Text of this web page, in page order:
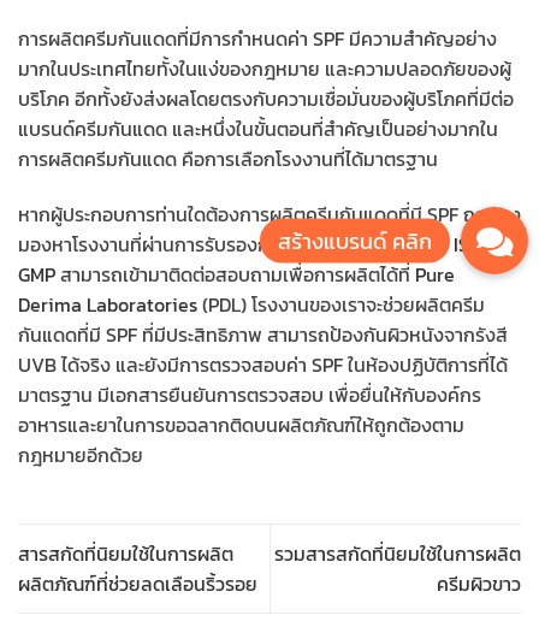
การผลิตครีมกันแดดที่มีการกำหนดค่า SPF มีความสำคัญอย่าง
มากในประเทศไทยทั้งในแง่ของกฎหมาย และความปลอดภัยของผู้
บริโภค อีกทั้งยังส่งผลโดยตรงกับความเชื่อมั่นของผู้บริโภคที่มีต่อ
แบรนด์ครีมกันแดด และหนึ่งในขั้นตอนที่สำคัญเป็นอย่างมากใน
การผลิตครีมกันแดด คือการเลือกโรงงานที่ได้มาตรฐาน
หากผู้ประกอบการท่านใดต้องการผลิตครีมกันแดดที่มี SPF ถูกต้อง
มองหาโรงงานที่ผ่านการรับรองการผลิตภายใต้มาตรฐานISOและ
GMPสามารถเข้ามาติดต่อสอบถามเพื่อการผลิตได้ที่ Pure
Derima Laboratories(PDL) โรงงานของเราจะช่วยผลิตครีม
กันแดดที่มี SPF ที่มีประสิทธิภาพ สามารถป้องกันผิวหนังจากรังสี
UVB ได้จริง และยังมีการตรวจสอบค่า SPF ในห้องปฏิบัติการที่ได้
มาตรฐาน มีเอกสารยืนยันการตรวจสอบ เพื่อยื่นให้กับองค์กร
อาหารและยาในการขอฉลากติดบนผลิตภัณฑ์ให้ถูกต้องตาม
กฎหมายอีกด้วย
สารสกัดที่นิยมใช้ในการผลิต
ผลิตภัณฑ์ที่ช่วยลดเลือนริ้วรอย
รวมสารสกัดที่นิยมใช้ในการผลิต
ครีมผิวขาว